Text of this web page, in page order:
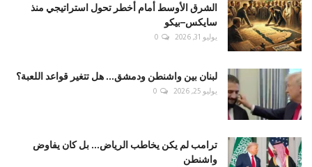
الشرق الأوسط أمام أخطر تحول استراتيجي منذ
سايكس–بيكو
يوليو 31, 2026 0
لبنان بين واشنطن ودمشق... هل تتغير قواعد اللعبة؟
يوليو 25, 2026 0
ترامب لم يكن يخاطب الرياض... بل كان يفاوض
واشنطن